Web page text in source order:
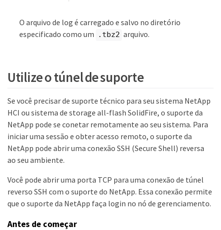
O arquivo de log é carregado e salvo no diretório
especificado como um
.tbz2 arquivo.
Utilize o túnel de suporte
Se você precisar de suporte técnico para seu sistema NetApp
HCI ou sistema de storage all-flash SolidFire, o suporte da
NetApp pode se conetar remotamente ao seu sistema. Para
iniciar uma sessão e obter acesso remoto, o suporte da
NetApp pode abrir uma conexão SSH (Secure Shell) reversa
ao seu ambiente.
Você pode abrir uma porta TCP para uma conexão de túnel
reverso SSH com o suporte do NetApp. Essa conexão permite
que o suporte da NetApp faça login no nó de gerenciamento.
Antes de começar